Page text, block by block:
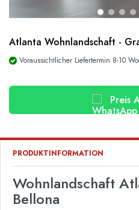
Atlanta Wohnlandschaft -
Voraussichtlicher Liefertermin 8-10
Preis
PRODUKTINFORMATION
Wohnlandschaft
Bellona